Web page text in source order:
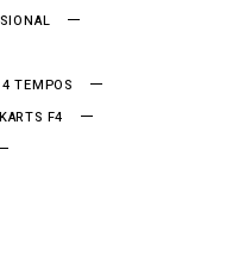
TEMPOS
KARTS F4